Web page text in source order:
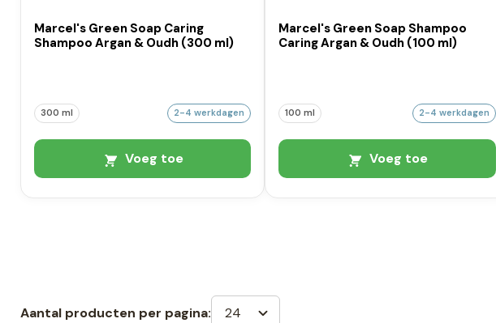
Marcel's Green Soap Caring
Shampoo Argan & Oudh (300 ml)
300 ml 2-4 werkdagen
Voeg toe
Marcel's Green Soap Shampoo
Caring Argan & Oudh (100 ml)
100 ml 2-4 werkdagen
Voeg toe
Aantal producten per pagina: 24